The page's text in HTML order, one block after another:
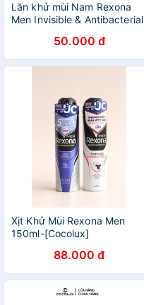
Lăn khử mùi Nam Rexona
Men Invisible & Antibacterial
50.000 đ
Xịt Khử Mùi Rexona Men
150ml-[Cocolux]
88.000 đ